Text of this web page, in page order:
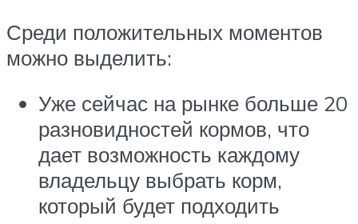
Среди положительных моментов
можно выделить:
Уже сейчас на рынке больше 20
разновидностей кормов, что
дает возможность каждому
владельцу выбрать корм,
который будет подходить